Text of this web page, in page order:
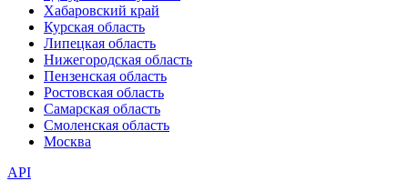
Хабаровский край
Курская область
Липецкая область
Нижегородская область
Пензенская область
Ростовская область
Самарская область
Смоленская область
Москва
API